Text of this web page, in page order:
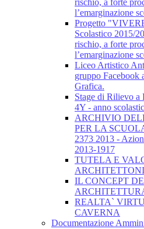
rischio, a forte
l’emarginazione
Progetto
Scolastico 2015/
rischio, a forte
l’emarginazione
Liceo Artistico
gruppo Facebook
Grafica.
Stage di Rilievo a
4Y - anno
ARCHIVIO
PER LA
2373 2013 -
2013-1917
TUTELA E
IL CONCEPT
REALTA`
CAVERNA
Documentazione